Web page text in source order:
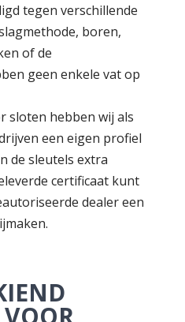
tegen verschillende
boren,
of de
geen enkele vat op
sloten hebben wij als
een eigen profiel
de sleutels extra
certificaat kunt
dealer een